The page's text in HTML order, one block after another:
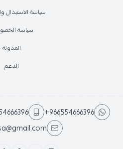
سياسة الاستبدال
سياسة
المدونة
الدعم
+966554666396